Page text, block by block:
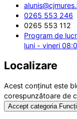
0265 553 246
0265 553 112
Program de
luni - vineri
Localizare
Acest conținut este
corespunzătoare de
Accept categoria